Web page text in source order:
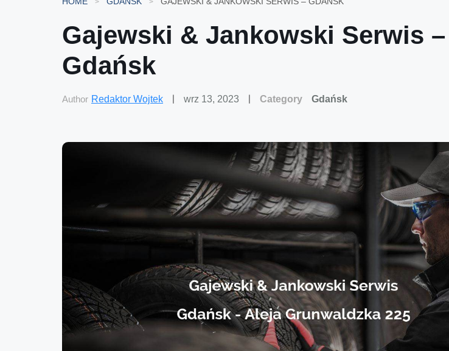
Gajewski & Jankowski Serwis –
Gdańsk
Author Redaktor Wojtek wrz 13, 2023 Category Gdańsk